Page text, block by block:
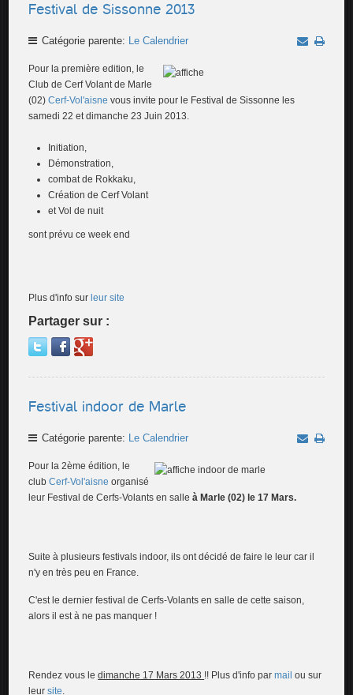
Festival de Sissonne 2013
Catégorie parente: Le Calendrier
Pour la première edition, le
Club de Cerf Volant de Marle
(02)Cerf-Vol'aisne vous invite pour le Festival de Sissonne les
samedi 22 et dimanche 23 Juin 2013.
Initiation,
Démonstration,
combat de Rokkaku,
Création de Cerf Volant
et Vol de nuit
sont prévu ce week end
Plus d'info sur leur site
Partager sur :
Festival indoor de Marle
Catégorie parente: Le Calendrier
Pour la 2ème édition, le
clubCerf-Vol'aisne organisé
leur Festival de Cerfs-Volants en salle à Marle (02) le 17 Mars.
Suite à plusieurs festivals indoor, ils ont décidé de faire le leur car il
n'y en très peu en France.
C'est le dernier festival de Cerfs-Volants en salle de cette saison,
alors il est à ne pas manquer !
Rendez vous ledimanche 17 Mars 2013 !! Plus d'info parmail ou sur
leursite.